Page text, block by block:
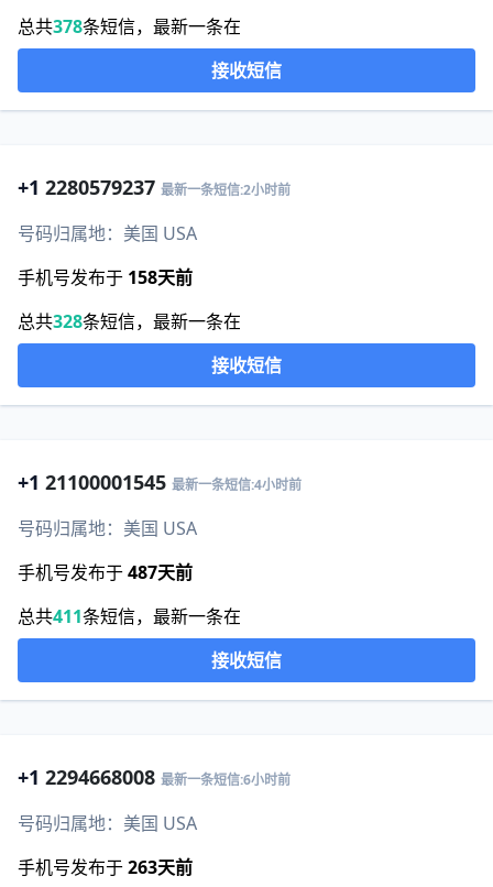
总共378条短信，最新一条在
接收短信
+1 2280579237 最新一条短信:2小时前
号码归属地：美国 USA
手机号发布于 158天前
总共328条短信，最新一条在
接收短信
+1 21100001545 最新一条短信:4小时前
号码归属地：美国 USA
手机号发布于487天前
总共411条短信，最新一条在
接收短信
+1 2294668008 最新一条短信:6小时前
号码归属地：美国 USA
手机号发布于263天前